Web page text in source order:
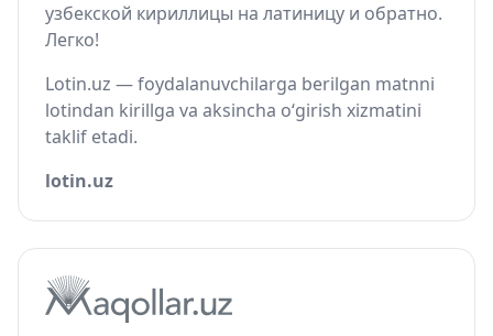
узбекской кириллицы на латиницу и обратно.
Легко!
Lotin.uz — foydalanuvchilarga berilgan matnni
lotindan kirillga va aksincha o‘girish xizmatini
taklif etadi.
lotin.uz